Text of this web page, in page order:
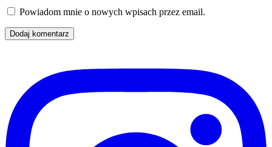
Powiadom mnie o nowych wpisach przez email.